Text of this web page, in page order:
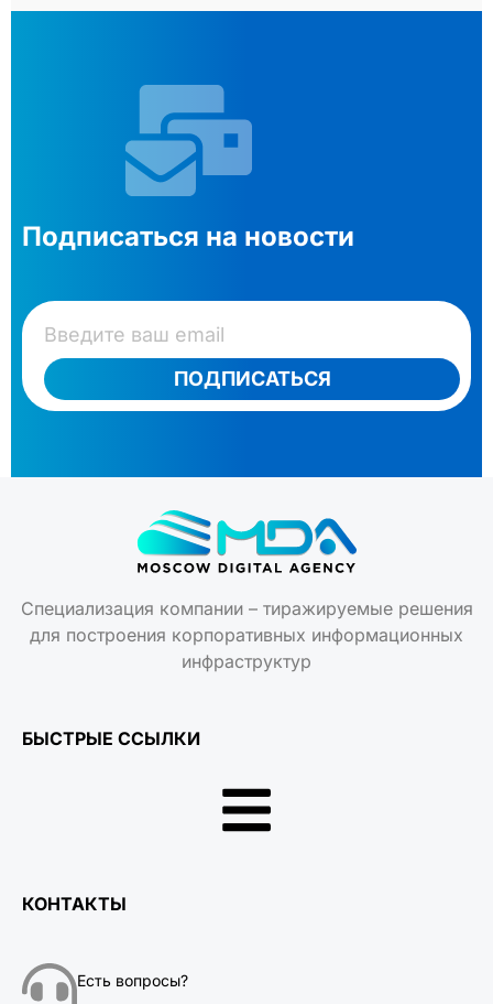
Подписаться на новости
ПОДПИСАТЬСЯ
Специализация компании – тиражируемые решения
для построения корпоративных информационных
инфраструктур
БЫСТРЫЕ ССЫЛКИ
КОНТАКТЫ
Есть вопросы?